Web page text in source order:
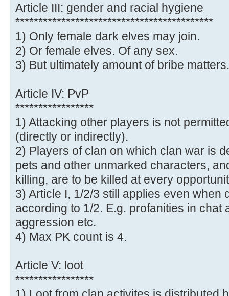
Article III: gender and racial hygiene
*******************************************
1) Only female dark elves may join.
2) Or female elves. Of any sex.
3) But ultimately amount of bribe matters.
Article IV: PvP
*****************
1) Attacking other players is not
(directly or indirectly).
2) Players of clan on which clan war is
pets and other unmarked characters,
killing, are to be killed at every
3) Article I, 1/2/3 still applies even when
according to 1/2. E.g. profanities in chat
aggression etc.
4) Max PK count is 4.
Article V: loot
*****************